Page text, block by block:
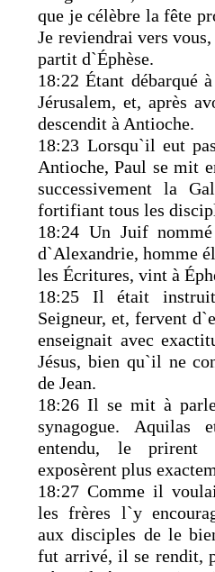
que je célèbre la fête
Je reviendrai vers
partit d`Éphèse.
18:22 Étant débarqué
Jérusalem, et, après
descendit à Antioche.
18:23 Lorsqu`il eut
Antioche, Paul se mit
successivement la
fortifiant tous les
18:24 Un Juif
d`Alexandrie, homme
les Écritures, vint à
18:25 Il était
Seigneur, et, fervent
enseignait avec
Jésus, bien qu`il ne
de Jean.
18:26 Il se mit à
synagogue. Aquilas
entendu, le
exposèrent plus
18:27 Comme il
les frères l`y
aux disciples de le
fut arrivé, il se rendit,